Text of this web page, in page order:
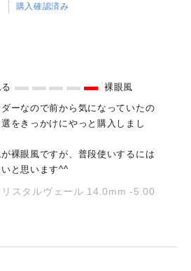
購入確認済み
裸眼風
ーなので前から気になっていたの
をきっかけにやっと購入しまし
裸眼風ですが、普段使いするには
と思います^^
リスタルヴェール 14.0mm -5.00